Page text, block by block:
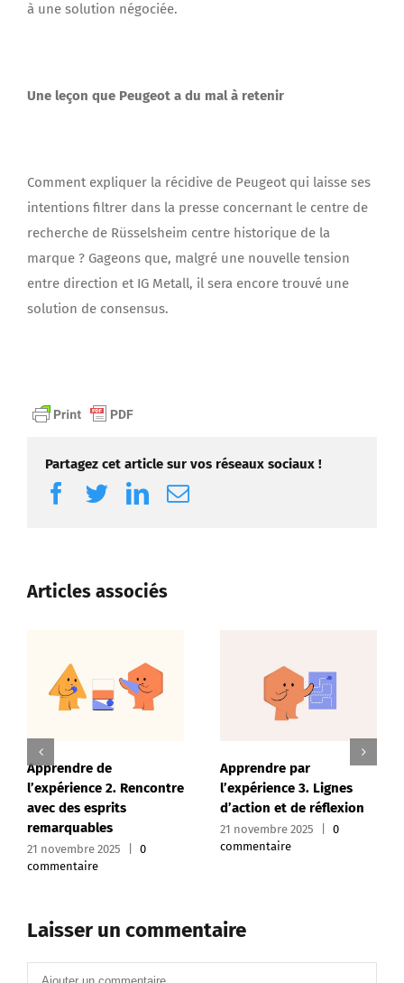
à une solution négociée.
Une leçon que Peugeot a du mal à retenir
Comment expliquer la récidive de Peugeot qui laisse ses
intentions filtrer dans la presse concernant le centre de
recherche de Rüsselsheim centre historique de la
marque ? Gageons que, malgré une nouvelle tension
entre direction et IG Metall, il sera encore trouvé une
solution de consensus.
Partagez cet article sur vos réseaux sociaux !
Facebook
TwitterLinkedIn
Email
Articles associés
Apprendre de
l’expérience 2. Rencontre
avec des esprits
remarquables
21 novembre 2025
0
commentaire
Apprendre par
l’expérience 3. Lignes
d’action et de réflexion
21 novembre 2025
0
commentaire
Laisser un commentaire
Commentaire